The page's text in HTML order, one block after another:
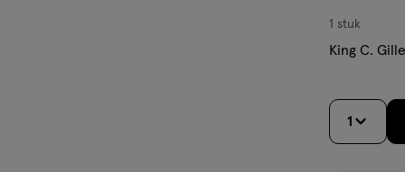
1 stuk
King C.
1